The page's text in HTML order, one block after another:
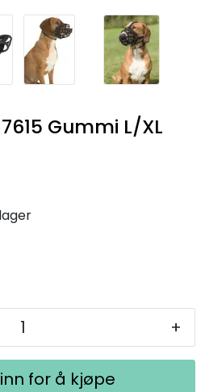
Gummi L/XL
+
for å kjøpe